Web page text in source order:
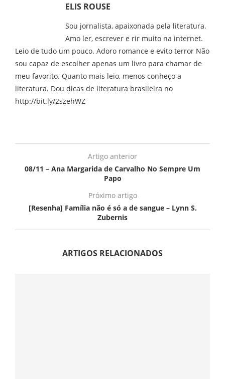
ELIS ROUSE
Sou jornalista, apaixonada pela literatura.
Amo ler, escrever e rir muito na internet.
Leio de tudo um pouco. Adoro romance e evito terror Não
sou capaz de escolher apenas um livro para chamar de
meu favorito. Quanto mais leio, menos conheço a
literatura. Dou dicas de literatura brasileira no
http://bit.ly/2szehWZ
Artigo anterior
08/11 – Ana Margarida de Carvalho No Sempre Um
Papo
Próximo artigo
[Resenha] Família não é só a de sangue – Lynn S.
Zubernis
ARTIGOS RELACIONADOS